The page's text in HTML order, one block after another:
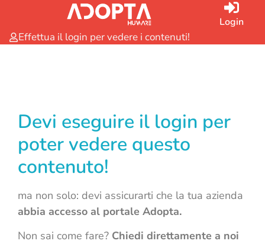
Login
Effettua il login per vedere i contenuti!
Devi eseguire il login per
poter vedere questo
contenuto!
ma non solo: devi assicurarti che la tua azienda
abbia accesso al portale Adopta.
Non sai come fare? Chiedi direttamente a noi